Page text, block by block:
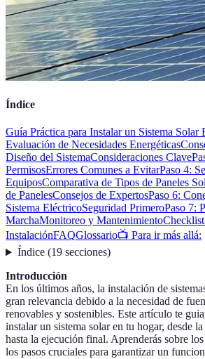
Índice
Guía Práctica para Instalar un Sistema Solar
Evaluación de Necesidades Energéticas
Diseño del SistemaConsideraciones Clave
PermisosErrores Comunes a EvitarPaso 4:
EquiposComparativa de Tipos de Paneles
de PanelesConsejos de ExpertosPaso 6:
Sistema EléctricoSeguridad PrimeroPaso 7:
MarchaMonitoreo y Mantenimiento
InstalaciónFAQGlossario📺 Para ir más allá:
Índice(19 secciones)
Introducción
En los últimos años, la instalación de
gran relevancia debido a la necesidad de
renovables y sostenibles. Este artículo te
instalar un sistema solar en tu hogar, desde
hasta la ejecución final. Aprenderás sobre
los pasos cruciales para garantizar un